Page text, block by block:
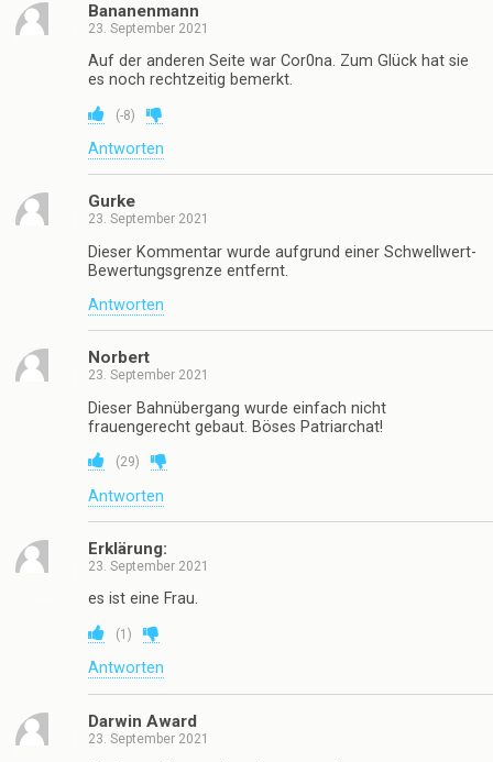
Bananenmann
23. September 2021
Auf der anderen Seite war Cor0na. Zum Glück hat sie
es noch rechtzeitig bemerkt.
(-8)
Antworten
Gurke
23. September 2021
Dieser Kommentar wurde aufgrund einer Schwellwert-
Bewertungsgrenze entfernt.
Antworten
Norbert
23. September 2021
Dieser Bahnübergang wurde einfach nicht
frauengerecht gebaut. Böses Patriarchat!
(29)
Antworten
Erklärung:
23. September 2021
es ist eine Frau.
(1 )
Antworten
Darwin Award
23. September 2021